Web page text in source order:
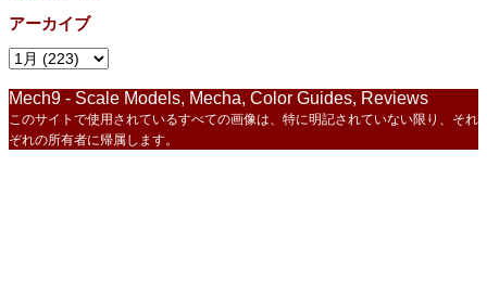
アーカイブ
Mech9 - Scale Models, Mecha, Color Guides, Reviews
このサイトで使用されているすべての画像は、特に明記されていない限り、それ
ぞれの所有者に帰属します。